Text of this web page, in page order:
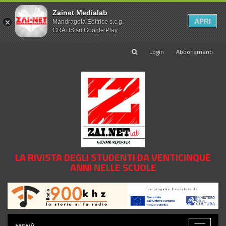
Login Abbonamenti
LA RIVISTA DEGLI STUDENTI DA VENTICINQUE
ANNI NELLE SCUOLE
Zainet Medialab
Mandragola Editrice s.c.g.
GRATIS su Google Play
APRI